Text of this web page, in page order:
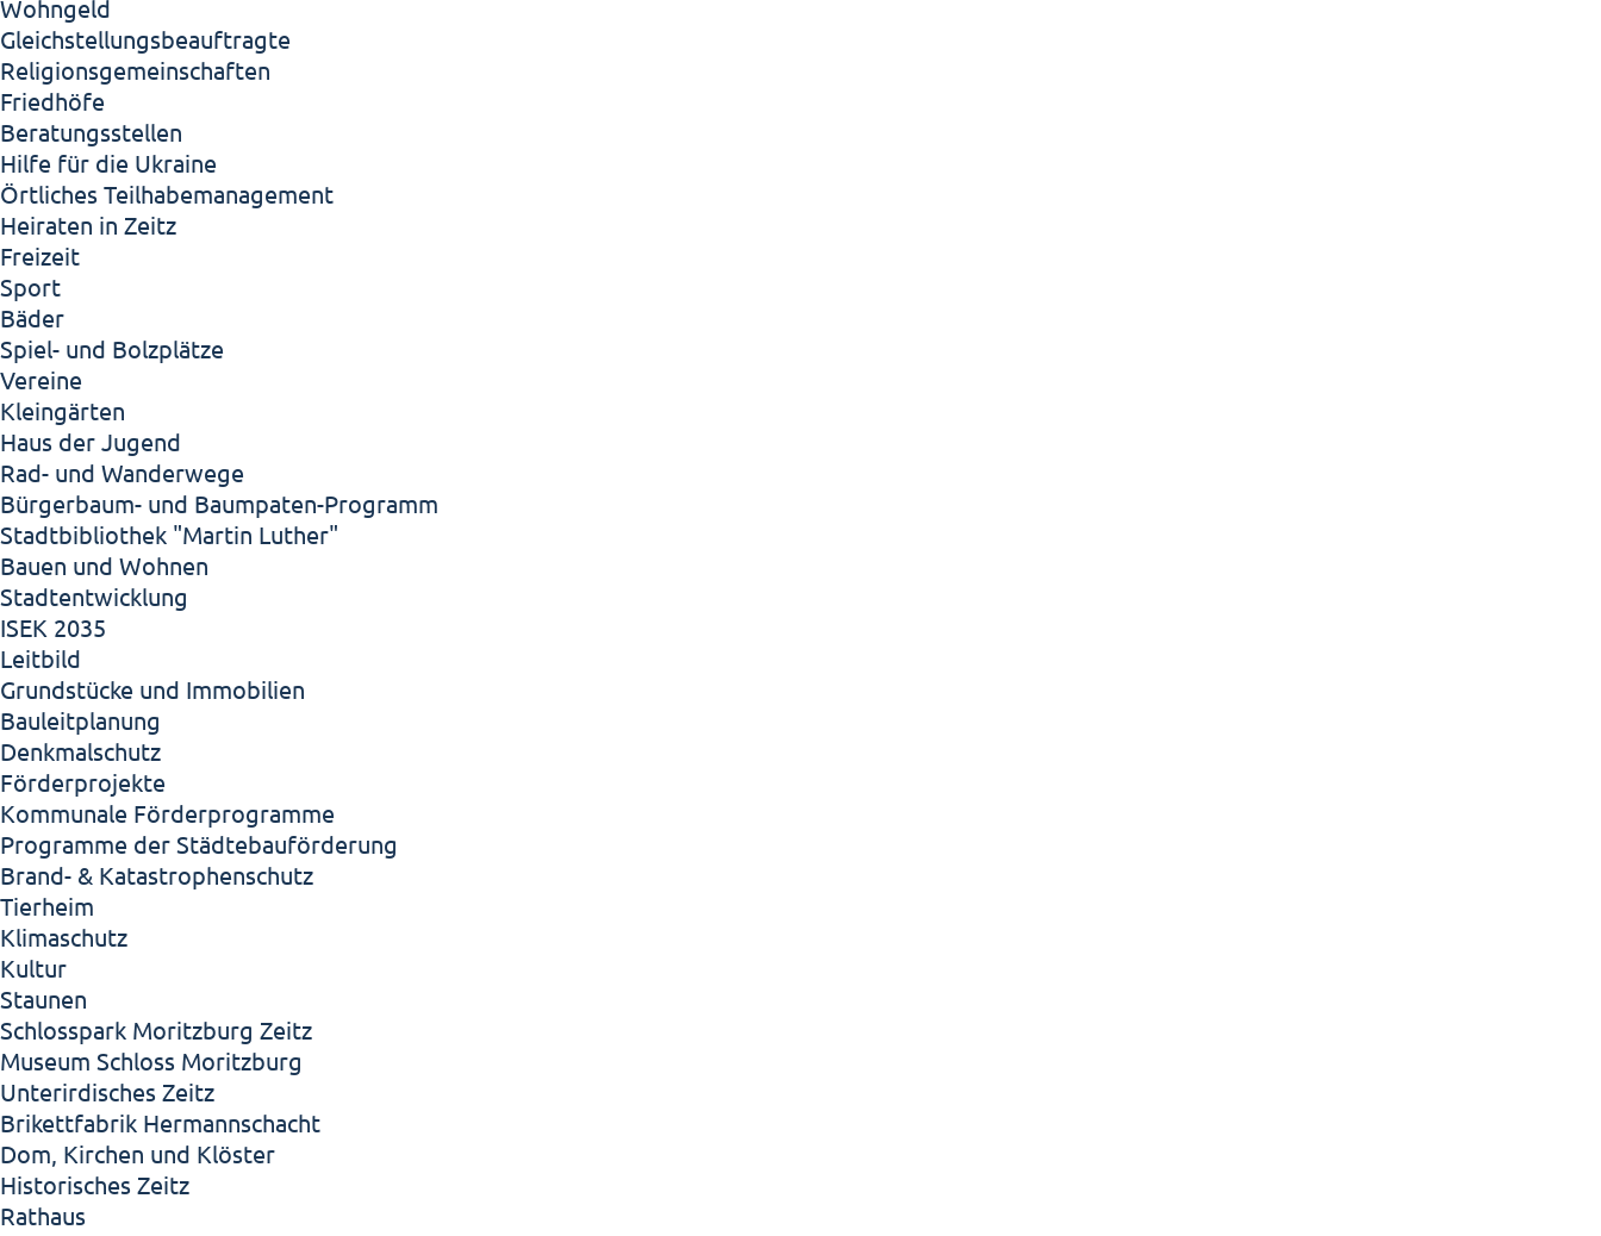
Wohngeld
Gleichstellungsbeauftragte
Religionsgemeinschaften
Friedhöfe
Beratungsstellen
Hilfe für die Ukraine
Örtliches Teilhabemanagement
Heiraten in Zeitz
Freizeit
Sport
Bäder
Spiel- und Bolzplätze
Vereine
Kleingärten
Haus der Jugend
Rad- und Wanderwege
Bürgerbaum- und Baumpaten-Programm
Stadtbibliothek "Martin Luther"
Bauen und Wohnen
Stadtentwicklung
ISEK 2035
Leitbild
Grundstücke und Immobilien
Bauleitplanung
Denkmalschutz
Förderprojekte
Kommunale Förderprogramme
Programme der Städtebauförderung
Brand- & Katastrophenschutz
Tierheim
Klimaschutz
Kultur
Staunen
Schlosspark Moritzburg Zeitz
Museum Schloss Moritzburg
Unterirdisches Zeitz
Brikettfabrik Hermannschacht
Dom, Kirchen und Klöster
Historisches Zeitz
Rathaus